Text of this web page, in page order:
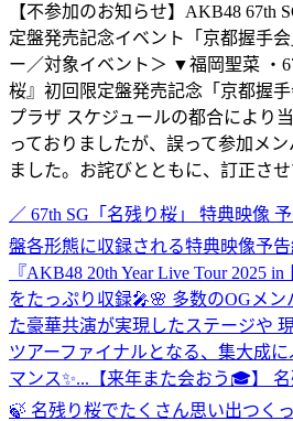
【不参加のお知らせ】AKB48 67th
定盤発売記念イベント「京都握手
ー／対象イベント＞ ▼福岡聖菜 ・
桜』初回限定盤発売記念「京都握
プラザ スケジュールの都合により
っておりましたが、誤って参加メ
ました。お詫びとともに、訂正さ
／ 67th SG「名残り桜」 特典映像
盤各形態に収録される特典映像予
『AKB48 20th Year Live Tour 2025
をたっぷり収録🎤🌸 多数のOGメン
た豪華共演が実現したステージや
ツアーファイナルとなる、集大成
マンス✨... 【来年また会おう🎓】
🍃 名残り桜でたくさん思い出つく